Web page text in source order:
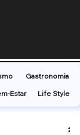
Gastronomia
Estar Life Style